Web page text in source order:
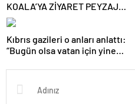
KOALA’YA ZİYARET PEYZAJ
VE SÜS BİTKİLERİNDE İŞ
BİRLİĞİ MESAJI
Kıbrıs gazileri o anları anlattı:
“Bugün olsa vatan için yine